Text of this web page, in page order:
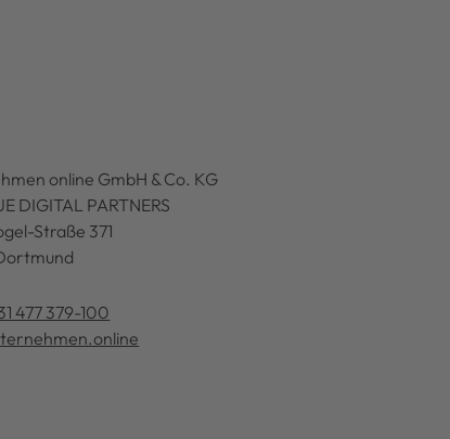
online GmbH & Co. KG
DIGITAL PARTNERS
Straße 371
477 379-100